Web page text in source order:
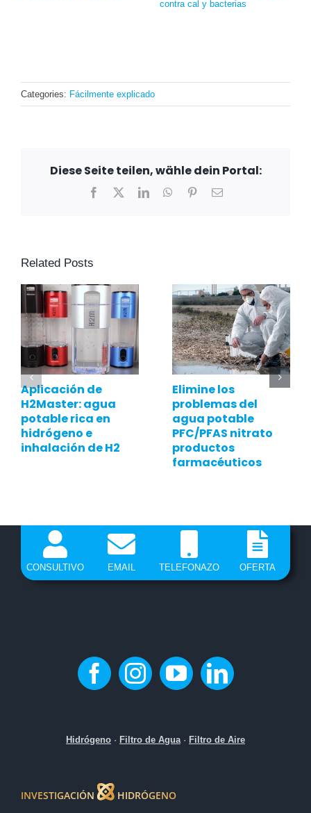
dispositivos de filtro de agua
Categories:Fácilmente explicado
Aplicación de
H2Master: agua
potable rica en
hidrógeno e
Elimine los
problemas del
agua potable
PFC/PFAS nitrato
productos
CONSULTIVO EMAIL TELEFONAZO OFERTA